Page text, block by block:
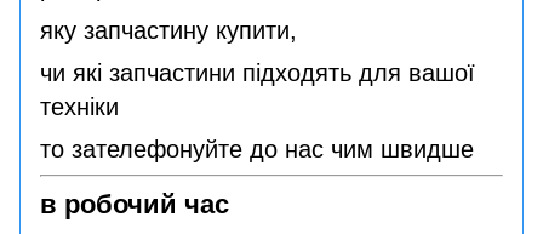
яку запчастину купити,
чи які запчастини підходять для вашої
техніки
то зателефонуйте до нас чим швидше
в робочий час